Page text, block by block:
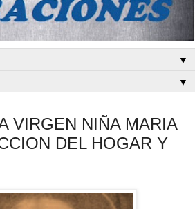
▼
▼
VIRGEN NIÑA MARIA
DEL HOGAR Y